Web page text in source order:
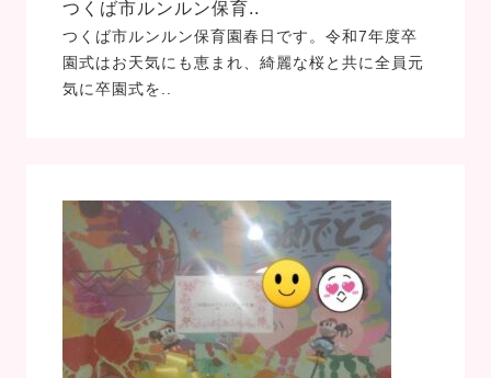
つくば市ルンルン保育..
つくば市ルンルン保育園春日です。令和7年度卒
園式はお天気にも恵まれ、綺麗な桜と共に全員元
気に卒園式を..